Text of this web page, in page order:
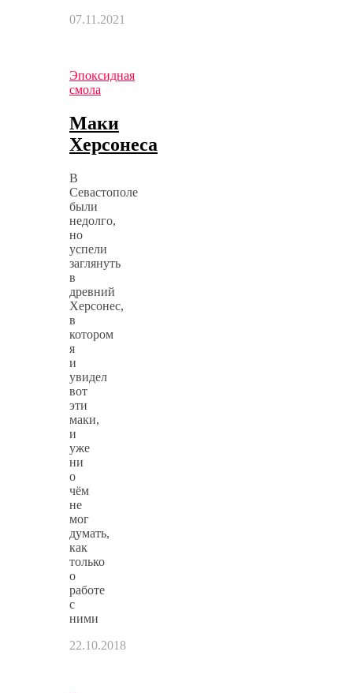
07.11.2021
Эпоксидная
смола
Маки
Херсонеса
В
Севастополе
были
недолго,
но
успели
заглянуть
в
древний
Херсонес,
в
котором
я
и
увидел
вот
эти
маки,
и
уже
ни
о
чём
не
мог
думать,
как
только
о
работе
с
ними
22.10.2018